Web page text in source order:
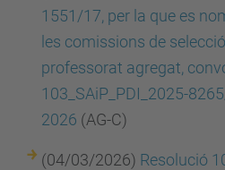
1551/17, per la que es
les comissions de
professorat agregat,
103_SAiP_PDI_2025-
2026 (AG-C)
(04/03/2026) Resolució